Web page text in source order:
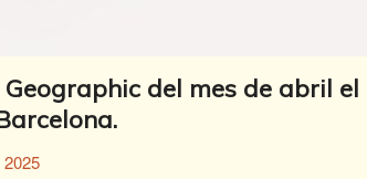
del mes de abril el
2025